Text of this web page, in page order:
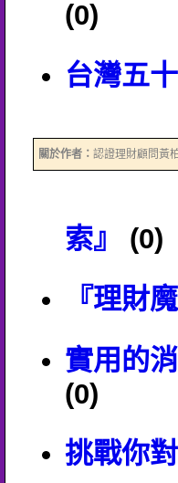
關於作者： 認證理財顧問黃
(0)
台灣五
索』
(0)
『理財
實用的
(0)
挑戰你